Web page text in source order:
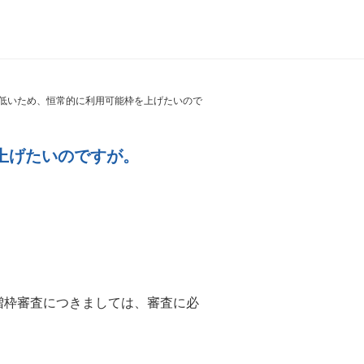
いため、恒常的に利用可能枠を上げたいので
たいのですが。
審査につきましては、審査に必